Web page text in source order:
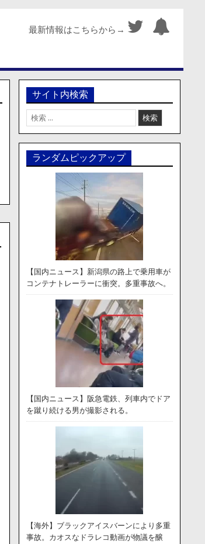
最新情報はこちらから→
サイト内検索
検
索:
ランダムピックアップ
【国内ニュース】新潟県の路上で乗用車が
コンテナトレーラーに衝突。多重事故へ。
【国内ニュース】阪急電鉄、列車内でドア
を蹴り続ける男が撮影される。
【海外】ブラックアイスバーンにより多重
事故。カオスなドラレコ動画が物議を醸